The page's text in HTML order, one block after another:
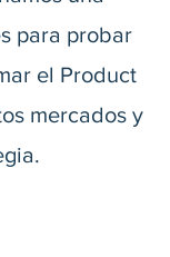
para probar
el Product
mercados y